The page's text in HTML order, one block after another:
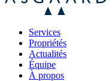
Services
Propriétés
Actualités
Équipe
À propos